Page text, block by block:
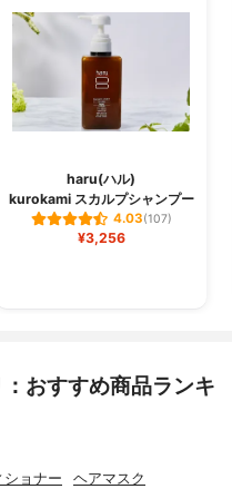
haru(ハル)
kurokami スカルプシャンプー
4.03(107)
¥3,256
おすすめ商品ランキ
ショナー ヘアマスク